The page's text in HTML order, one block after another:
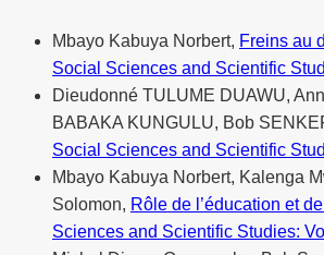
Mbayo Kabuya Norbert, Freins au
Social Sciences and Scientific
Dieudonné TULUME DUAWU,
BABAKA KUNGULU, Bob
Social Sciences and Scientific
Mbayo Kabuya Norbert, Kalenga
Solomon, Rôle de l’éducation et
Sciences and Scientific Studies: